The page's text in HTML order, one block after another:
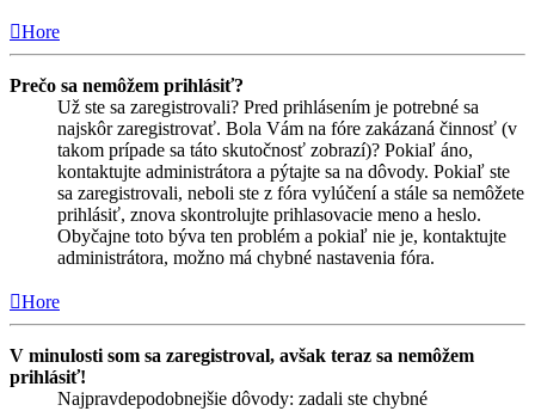
Hore
Prečo sa nemôžem prihlásiť?
Už ste sa zaregistrovali? Pred prihlásením je potrebné sa
najskôr zaregistrovať. Bola Vám na fóre zakázaná činnosť (v
takom prípade sa táto skutočnosť zobrazí)? Pokiaľ áno,
kontaktujte administrátora a pýtajte sa na dôvody. Pokiaľ ste
sa zaregistrovali, neboli ste z fóra vylúčení a stále sa nemôžete
prihlásiť, znova skontrolujte prihlasovacie meno a heslo.
Obyčajne toto býva ten problém a pokiaľ nie je, kontaktujte
administrátora, možno má chybné nastavenia fóra.
Hore
V minulosti som sa zaregistroval, avšak teraz sa nemôžem
prihlásiť!
Najpravdepodobnejšie dôvody: zadali ste chybné